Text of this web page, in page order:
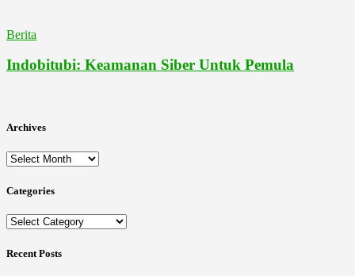
Berita
Indobitubi: Keamanan Siber Untuk Pemula
Archives
Archives
Categories
Categories
Recent Posts